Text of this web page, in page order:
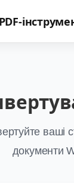
ваші
документи